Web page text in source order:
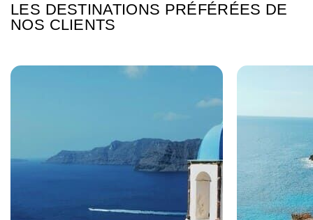
LES DESTINATIONS PRÉFÉRÉES DE
NOS CLIENTS